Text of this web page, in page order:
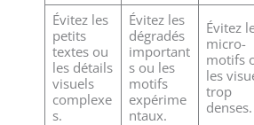
Évitez les
petits
textes ou
les détails
visuels
complexe
s.
Évitez les
dégradés
important
s ou les
motifs
expérime
ntaux.
Évitez
micro-
motifs
les
trop
denses.